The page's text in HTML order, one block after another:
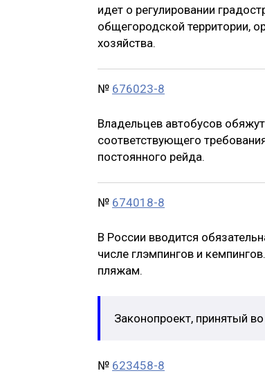
идет о регулировании
общегородской территории,
хозяйства.
№ 676023-8
Владельцев автобусов
соответствующего
постоянного рейда.
№ 674018-8
В России вводится
числе глэмпингов и
пляжам.
Законопроект, принятый
№ 623458-8